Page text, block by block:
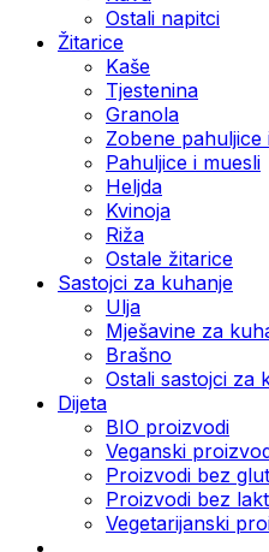
Ostali napitci
Žitarice
Kaše
Tjestenina
Granola
Zobene pahuljice
Pahuljice i muesli
Heljda
Kvinoja
Riža
Ostale žitarice
Sastojci za kuhanje
Ulja
Mješavine za
Brašno
Ostali sastojci za
Dijeta
BIO proizvodi
Veganski
Proizvodi bez
Proizvodi bez
Vegetarijanski